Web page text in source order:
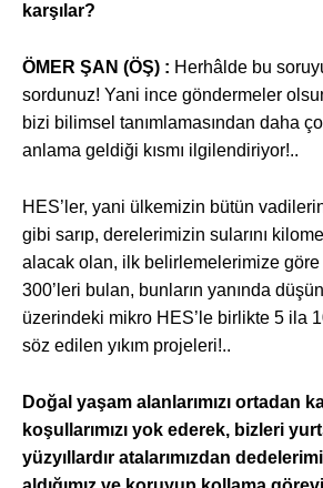
karşılar?
ÖMER ŞAN (ÖŞ) : Herhâlde bu
sordunuz! Yani ince göndermeler
bizi bilimsel tanımlamasından daha
anlama geldiği kısmı ilgilendiriyor!..
HES’ler, yani ülkemizin bütün
gibi sarıp, derelerimizin sularını
alacak olan, ilk belirlemelerimize göre
300’leri bulan, bunların yanında
üzerindeki mikro HES’le birlikte 5 ila
söz edilen yıkım projeleri!..
Doğal yaşam alanlarımızı ortadan
koşullarımızı yok ederek, bizleri
yüzyıllardır atalarımızdan